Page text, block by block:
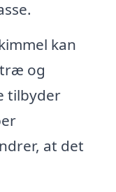
kan
og
tilbyder
at det